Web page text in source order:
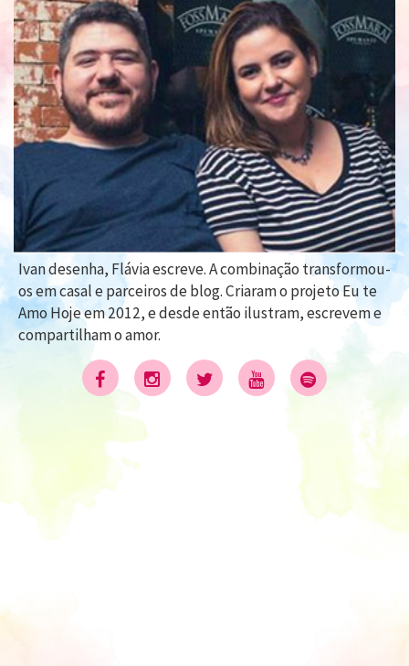
Ivan desenha, Flávia escreve. A combinação transformou-
os em casal e parceiros de blog. Criaram o projeto Eu te
Amo Hoje em 2012, e desde então ilustram, escrevem e
compartilham o amor.